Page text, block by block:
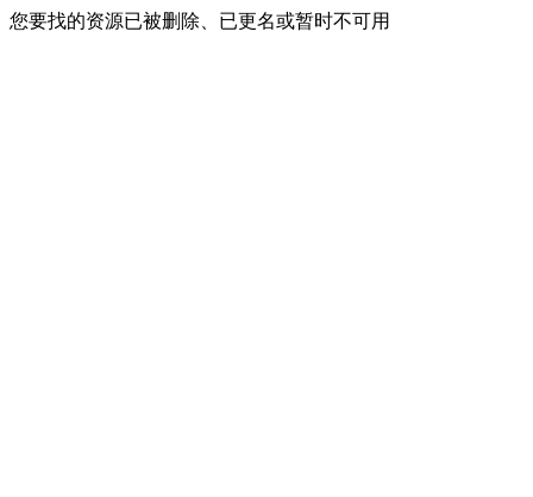
您要找的资源已被删除、已更名或暂时不可用